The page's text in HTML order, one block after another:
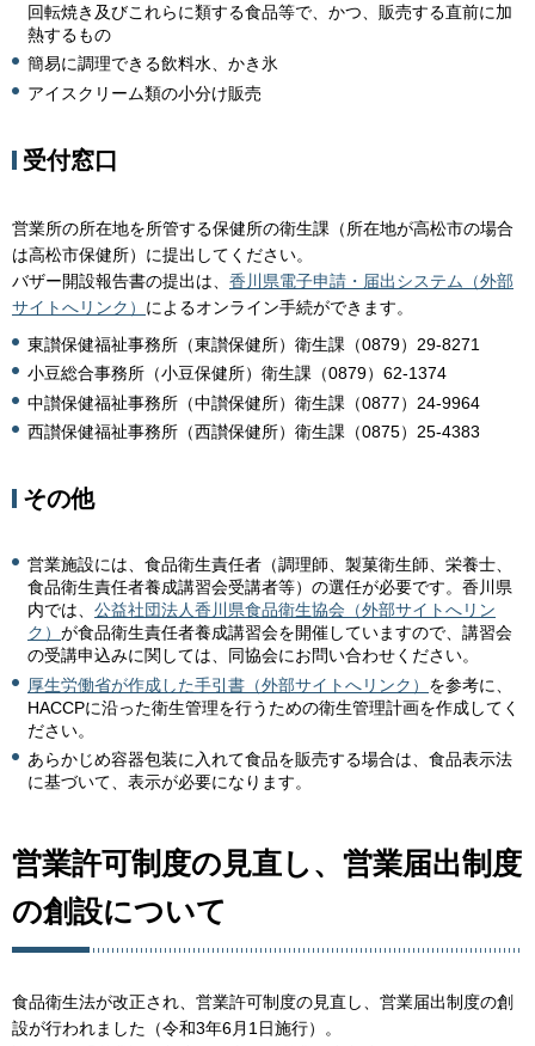
回転焼き及びこれらに類する食品等で、かつ、販売する直前に加
熱するもの
簡易に調理できる飲料水、かき氷
アイスクリーム類の小分け販売
受付窓口
営業所の所在地を所管する保健所の衛生課（所在地が高松市の場合
は高松市保健所）に提出してください。
バザー開設報告書の提出は、 香川県電子申請・届出システム（外部
サイトへリンク） によるオンライン手続ができます。
東讃保健福祉事務所（東讃保健所）衛生課（0879）29-8271
小豆総合事務所（小豆保健所）衛生課（0879）62-1374
中讃保健福祉事務所（中讃保健所）衛生課（0877）24-9964
西讃保健福祉事務所（西讃保健所）衛生課（0875）25-4383
その他
営業施設には、食品衛生責任者（調理師、製菓衛生師、栄養士、
食品衛生責任者養成講習会受講者等）の選任が必要です。香川県
内では、 公益社団法人香川県食品衛生協会（外部サイトへリン
ク） が食品衛生責任者養成講習会を開催していますので、講習会
の受講申込みに関しては、同協会にお問い合わせください。
厚生労働省が作成した手引書（外部サイトへリンク） を参考に、
HACCPに沿った衛生管理を行うための衛生管理計画を作成してく
ださい。
あらかじめ容器包装に入れて食品を販売する場合は、食品表示法
に基づいて、表示が必要になります。
営業許可制度の見直し、営業届出制度
の創設について
食品衛生法が改正され、営業許可制度の見直し、営業届出制度の創
設が行われました（令和3年6月1日施行）。